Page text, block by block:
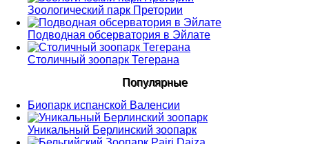
Зоологический парк Претории
Подводная обсерватория в Эйлате
Столичный зоопарк Тегерана
Популярные
Биопарк испанской Валенсии
Уникальный Берлинский зоопарк